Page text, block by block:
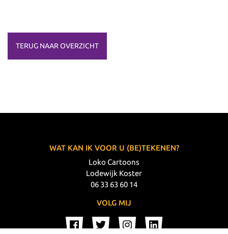
TERUG NAAR OVERZICHT
WAT KAN IK VOOR U (BE)TEKENEN?
Loko Cartoons
Lodewijk Koster
06 33 63 60 14
VOLG MIJ